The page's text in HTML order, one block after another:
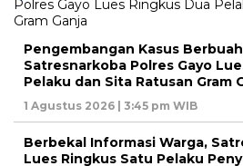
Pengembangan Kasus
Satresnarkoba Polres Gayo
Pelaku dan Sita Ratusan Gram
1 Agustus 2026 | 3:45 pm WIB
Berbekal Informasi Warga,
Lues Ringkus Satu Pelaku